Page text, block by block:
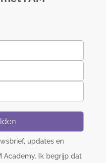
updates en
Academy. Ik begrijp dat